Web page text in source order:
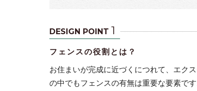
DESIGN POINT 1
フェンスの役割とは？
お住まいが完成に近づくにつれて、エク
の中でもフェンスの有無は重要な要素で